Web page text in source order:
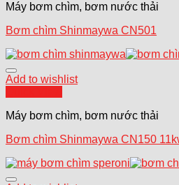
Máy bơm chìm, bơm nước thải
Bơm chìm Shinmaywa CN501
Add to wishlist
Máy bơm chìm, bơm nước thải
Bơm chìm Shinmaywa CN150